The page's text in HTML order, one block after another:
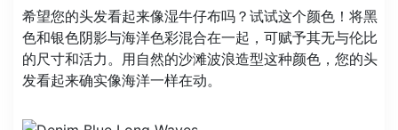
希望您的头发看起来像湿牛仔布吗？试试这个颜色！将黑
色和银色阴影与海洋色彩混合在一起，可赋予其无与伦比
的尺寸和活力。用自然的沙滩波浪造型这种颜色，您的头
发看起来确实像海洋一样​​在动。